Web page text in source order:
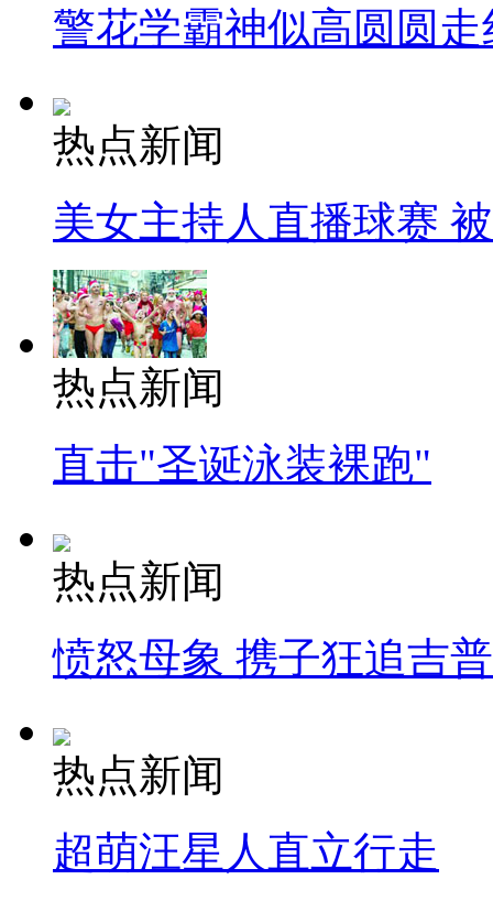
警花学霸神似高圆圆走
热点新闻
美女主持人直播球赛
热点新闻
直击"圣诞泳装裸跑"
热点新闻
愤怒母象 携子狂追吉
热点新闻
超萌汪星人直立行走